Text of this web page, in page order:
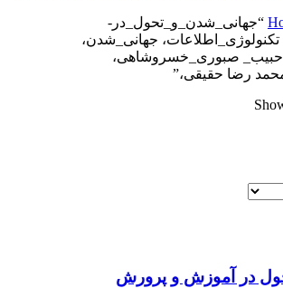
Products tagged “جهانی_شدن_و_تحول_در-
جهانی_شدن،
صبوری_خسروشاهی،
رضا حقیقی،”
در آموزش و پرورش